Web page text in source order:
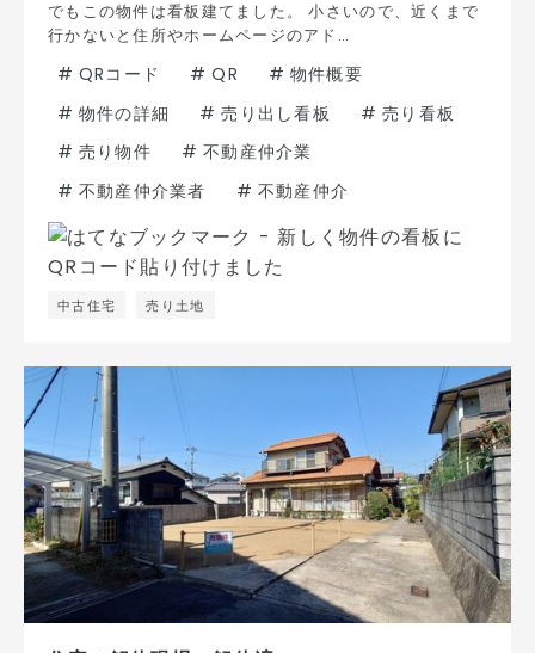
中古住宅 売り土地
でもこの物件は看板建てました。 小さいので、近くまで
行かないと住所やホームページのアド…
# QRコード # QR # 物件概要
# 物件の詳細 # 売り出し看板 # 売り看板
# 売り物件 # 不動産仲介業
# 不動産仲介業者 # 不動産仲介